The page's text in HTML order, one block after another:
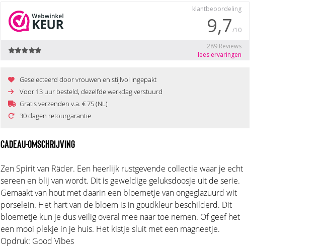
Geselecteerd door vrouwen en stijlvol ingepakt
Voor 13 uur besteld, dezelfde werkdag verstuurd
Gratis verzenden v.a. € 75 (NL)
30 dagen retourgarantie
CADEAU-OMSCHRIJVING
Zen Spirit van Räder. Een heerlijk rustgevende collectie waar je echt
sereen en blij van wordt. Dit is geweldige geluksdoosje uit de serie.
Gemaakt van hout met daarin een bloemetje van ongeglazuurd wit
porselein. Het hart van de bloem is in goudkleur beschilderd. Dit
bloemetje kun je dus veilig overal mee naar toe nemen. Of geef het
een mooi plekje in je huis. Het kistje sluit met een magneetje.
Opdruk: Good Vibes